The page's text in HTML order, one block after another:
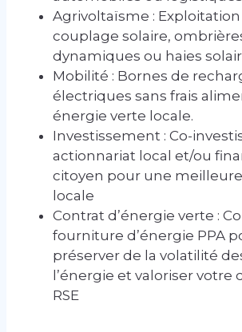
Agrivoltaïsme :
couplage solaire,
dynamiques ou haies
Mobilité : Bornes de
électriques sans frais
énergie verte locale.
Investissement : Co-
actionnariat local et/ou
citoyen pour une
locale
Contrat d’énergie verte :
fourniture d’énergie PPA
préserver de la volatilité
l’énergie et valoriser votre
RSE